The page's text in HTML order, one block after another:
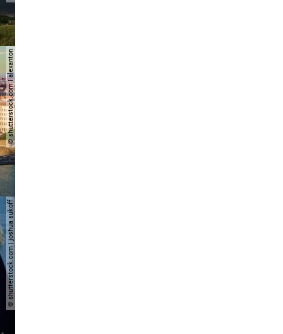
© shutterstock.com | alexanton
© shutterstock.com | joshua sukoff